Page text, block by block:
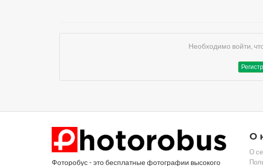
Необходимо войти,
Фоторобус - это бесплатные фотографии высокого
О
О